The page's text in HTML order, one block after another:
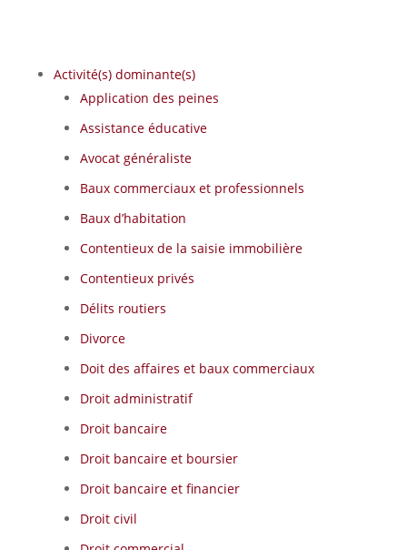
Activité(s) dominante(s)
Application des peines
Assistance éducative
Avocat généraliste
Baux commerciaux et professionnels
Baux d’habitation
Contentieux de la saisie immobilière
Contentieux privés
Délits routiers
Divorce
Doit des affaires et baux commerciaux
Droit administratif
Droit bancaire
Droit bancaire et boursier
Droit bancaire et financier
Droit civil